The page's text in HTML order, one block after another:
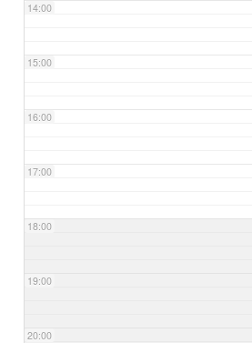
14:00
15:00
16:00
17:00
18:00
19:00
20:00